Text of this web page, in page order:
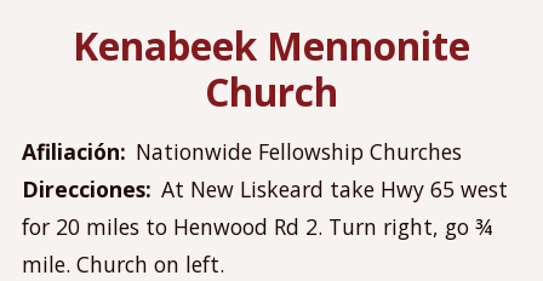
Kenabeek Mennonite
Church
Afiliación
Nationwide Fellowship Churches
Direcciones At New Liskeard take Hwy 65 west
for 20 miles to Henwood Rd 2. Turn right, go ¾
mile. Church on left.
móvil
Recursos
Localizador de iglesias
Acerca de Maná
Contáctanos